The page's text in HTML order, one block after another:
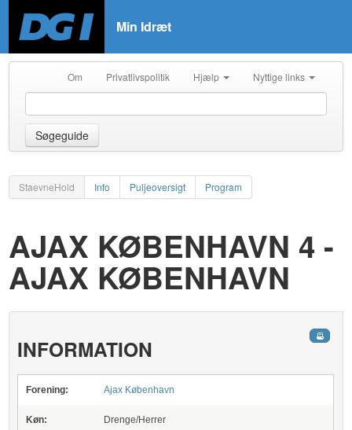
Min Idræt
Om Privatlivspolitik Hjælp Nyttige links
Søgeguide
StaevneHold Info Puljeoversigt Program
AJAX KØBENHAVN 4 -
AJAX KØBENHAVN
INFORMATION
Forening: Ajax København
Køn: Drenge/Herrer